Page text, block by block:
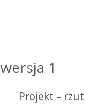
wersja 1
Projekt –